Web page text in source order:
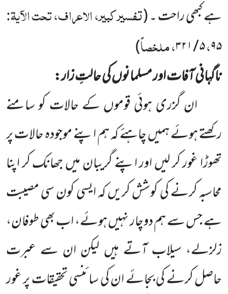
ہے کبھی راحت ۔(تفسیر کبیر، الاعراف، تحت الآیۃ:
۹۵،۵ / ۳۲۱ ، ملخصاً)
ناگہانی آفات اور مسلمانوں کی حالتِ زار:
ان گزری ہوئی قوموں کے حالات کو سامنے
رکھتے ہوئے ہمیں چاہئے کہ ہم اپنے موجودہ حالات پر
تھوڑا غور کر لیں اور اپنے گریبان میں جھانک کر اپنا
محاسبہ کرنے کی کوشش کریں کہ ایسی کون سی مصیبت
ہے جس سے ہم دوچار نہیں ہوئے، اب بھی طوفان،
زلزلے، سیلاب آتے ہیں لیکن ان سے عبرت
حاصل کرنے کی بجائے ان کی سائنسی تحقیقات پر غور